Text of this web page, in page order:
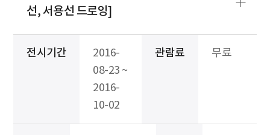
선, 서용선 드로잉]
전시기간
2016-
08-23 ~
2016-
10-02
관람료 무료